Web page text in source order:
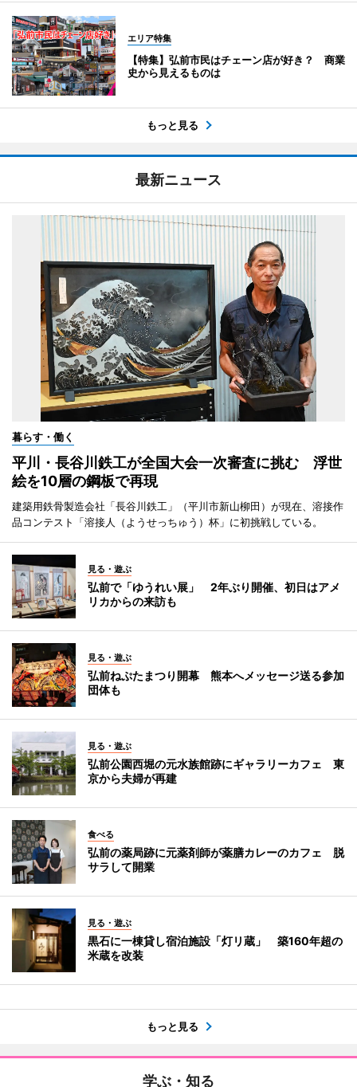
エリア特集
【特集】弘前市民はチェーン店が好き？ 商業
史から見えるものは
もっと見る
最新ニュース
暮らす・働く
平川・長谷川鉄工が全国大会一次審査に挑む 浮世
絵を10層の鋼板で再現
建築用鉄骨製造会社「長谷川鉄工」（平川市新山柳田）が現在、溶接作
品コンテスト「溶接人（ようせっちゅう）杯」に初挑戦している。
見る・遊ぶ
弘前で「ゆうれい展」 2年ぶり開催、初日はアメ
リカからの来訪も
見る・遊ぶ
弘前ねぷたまつり開幕 熊本へメッセージ送る参加
団体も
見る・遊ぶ
弘前公園西堀の元水族館跡にギャラリーカフェ 東
京から夫婦が再建
食べる
弘前の薬局跡に元薬剤師が薬膳カレーのカフェ 脱
サラして開業
見る・遊ぶ
黒石に一棟貸し宿泊施設「灯リ蔵」 築160年超の
米蔵を改装
もっと見る
学ぶ・知る